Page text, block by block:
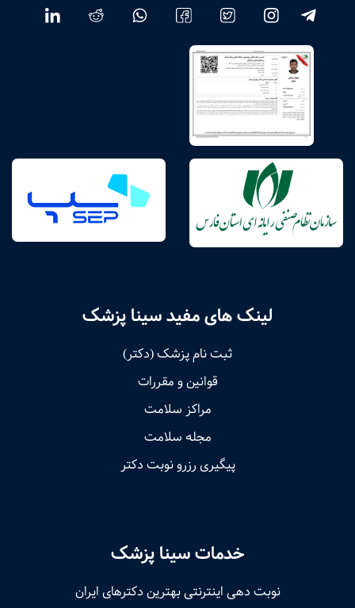
لینک های مفید سینا پزشک
ثبت نام پزشک (دکتر)
قوانین و مقررات
مراکز سلامت
مجله سلامت
پیگیری رزرو نوبت دکتر
خدمات سینا پزشک
نوبت‌ دهی اینترنتی بهترین دکترهای ایران